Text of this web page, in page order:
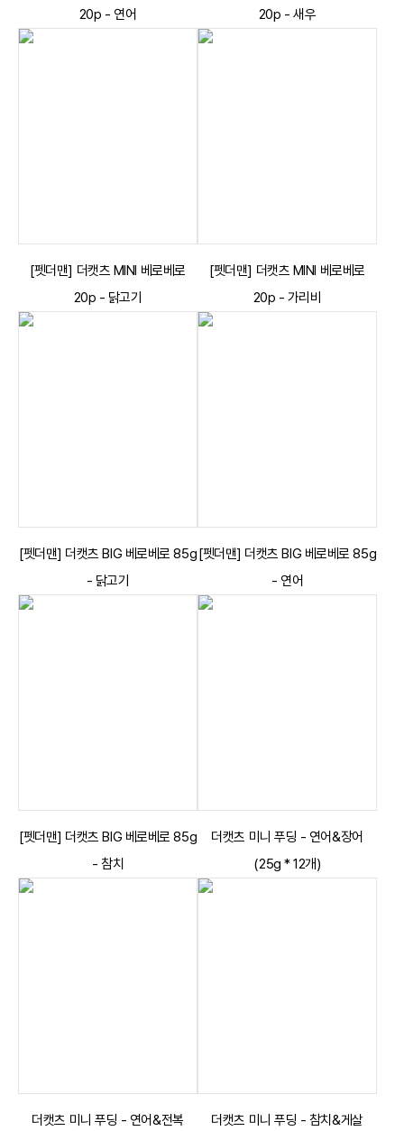
20p - 연어 20p - 새우
[펫더맨] 더캣츠 MINI 베로베로
20p - 닭고기
[펫더맨] 더캣츠 MINI 베로베로
20p - 가리비
[펫더맨] 더캣츠 BIG 베로베로 85g
- 닭고기
[펫더맨] 더캣츠 BIG 베로베로 85g
- 연어
[펫더맨] 더캣츠 BIG 베로베로 85g
- 참치
더캣츠 미니 푸딩 - 연어&장어
(25g * 12개)
더캣츠 미니 푸딩 - 연어&전복
더캣츠 미니 푸딩 - 참치&게살